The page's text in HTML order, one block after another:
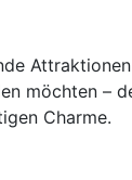
möchten –
Charme.